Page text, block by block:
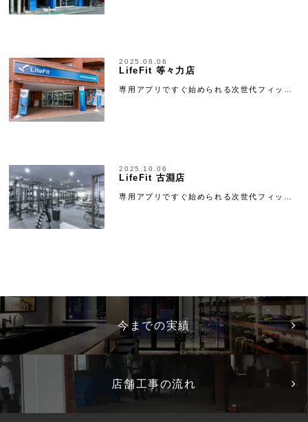
2025.08.06
LifeFit 等々力店
専用アプリですぐ始められる次世代フィッ…
2025.10.06
LifeFit 古淵店
専用アプリですぐ始められる次世代フィッ…
今までの実績
店舗工事の流れ